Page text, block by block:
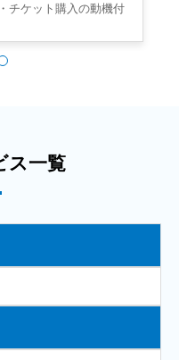
チケット購入の動機付
ス一覧